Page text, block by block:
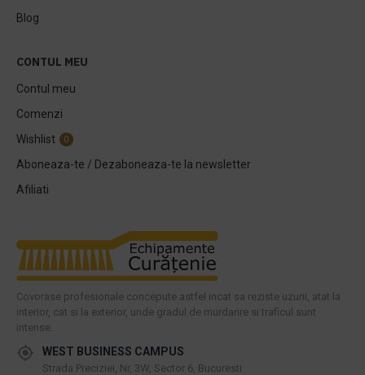
Blog
CONTUL MEU
Contul meu
Comenzi
Wishlist
0
Aboneaza-te / Dezaboneaza-te la newsletter
Afiliati
Covorase profesionale concepute astfel incat sa reziste uzurii, atat la
interior, cat si la exterior, unde gradul de murdarire si traficul sunt
intense.
WEST BUSINESS CAMPUS
Strada Preciziei, Nr, 3W, Sector 6, Bucuresti